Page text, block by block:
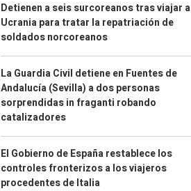
Detienen a seis surcoreanos tras viajar a
Ucrania para tratar la repatriación de
soldados norcoreanos
La Guardia Civil detiene en Fuentes de
Andalucía (Sevilla) a dos personas
sorprendidas in fraganti robando
catalizadores
El Gobierno de España restablece los
controles fronterizos a los viajeros
procedentes de Italia